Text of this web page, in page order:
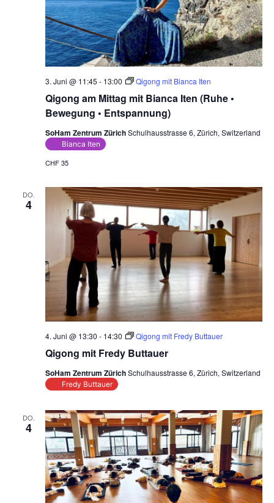
Qigong am Mittag mit Bianca Iten (Ruhe •
Bewegung • Entspannung)
3. Juni @ 11:45 - 13:00 Qigong mit Bianca Iten
SoHam Zentrum ZürichSchulhausstrasse 6, Zürich, Switzerland
Bianca Iten
CHF 35
DO.
4
Qigong mit Fredy Buttauer
4. Juni @ 13:30 - 14:30 Qigong mit Fredy Buttauer
SoHam Zentrum ZürichSchulhausstrasse 6, Zürich, Switzerland
Fredy Buttauer
DO.
4